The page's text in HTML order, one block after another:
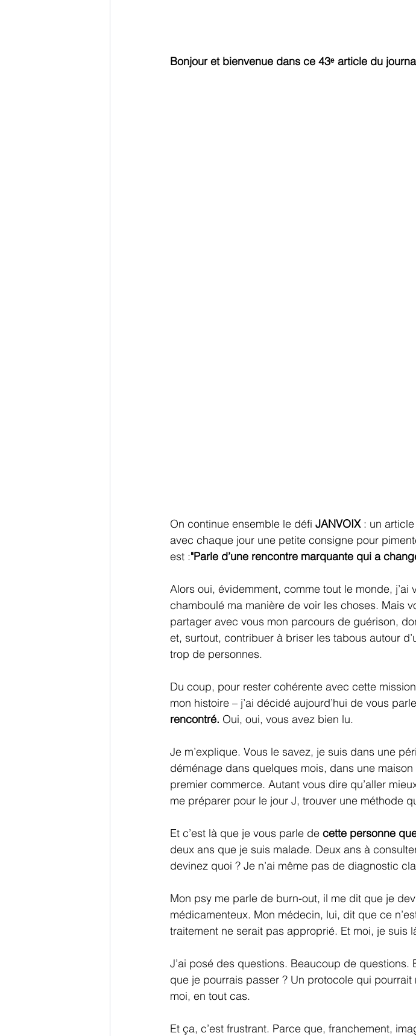
Bonjour et bienvenue dans ce 43ᵉ article du
On continue ensemble le défi JANVOIX : un article
avec chaque jour une petite consigne pour
est :"Parle d’une rencontre marquante qui a
Alors oui, évidemment, comme tout le monde,
chamboulé ma manière de voir les choses. Mais
partager avec vous mon parcours de guérison,
et, surtout, contribuer à briser les tabous autour
trop de personnes.
Du coup, pour rester cohérente avec cette
mon histoire – j’ai décidé aujourd’hui de vous
rencontré. Oui, oui, vous avez bien lu.
Je m’explique. Vous le savez, je suis dans une
déménage dans quelques mois, dans une
premier commerce. Autant vous dire qu’aller
me préparer pour le jour J, trouver une méthode
Et c’est là que je vous parle de cette personne
deux ans que je suis malade. Deux ans à
devinez quoi ? Je n’ai même pas de diagnostic
Mon psy me parle de burn-out, il me dit que je
médicamenteux. Mon médecin, lui, dit que ce
traitement ne serait pas approprié. Et moi, je suis
J’ai posé des questions. Beaucoup de questions.
que je pourrais passer ? Un protocole qui pourrait
moi, en tout cas.
Et ça, c’est frustrant. Parce que, franchement,